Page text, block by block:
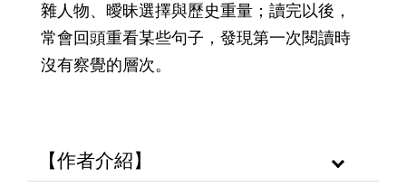
雜人物、曖昧選擇與歷史重量；讀完以後，
常會回頭重看某些句子，發現第一次閱讀時
沒有察覺的層次。
【作者介紹】